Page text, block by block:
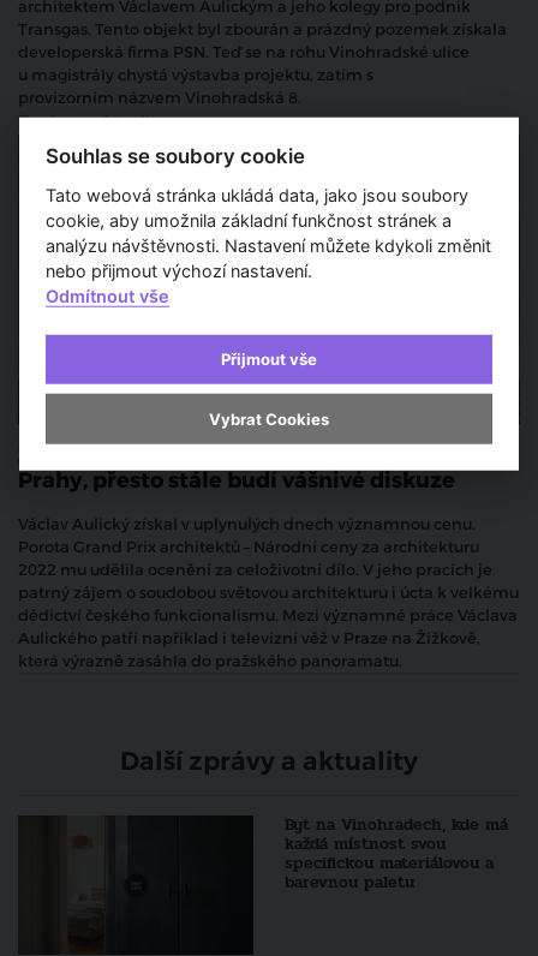
architektem Václavem Aulickým a jeho kolegy pro podnik
Transgas. Tento objekt byl zbourán a prázdný pozemek získala
developerská firma PSN. Teď se na rohu Vinohradské ulice
u magistrály chystá výstavba projektu, zatím s
provizorním názvem Vinohradská 8.
Zprávy a aktuality
Prahy, přesto stále budí vášnivé diskuze
Václav Aulický získal v uplynulých dnech významnou cenu.
Porota Grand Prix architektů – Národní ceny za architekturu
2022 mu udělila ocenění za celoživotní dílo. V jeho pracích je
patrný zájem o soudobou světovou architekturu i úcta k velkému
dědictví českého funkcionalismu. Mezi významné práce Václava
Aulického patří například i televizní věž v Praze na Žižkově,
která výrazně zasáhla do pražského panoramatu.
Další zprávy a aktuality
Byt na Vinohradech, kde má
každá místnost svou
specifickou materiálovou a
barevnou paletu
Souhlas se soubory cookie
Tato webová stránka ukládá data, jako jsou soubory
cookie, aby umožnila základní funkčnost stránek a
analýzu návštěvnosti. Nastavení můžete kdykoli změnit
nebo přijmout výchozí nastavení.
Odmítnout vše
Přijmout vše
Vybrat Cookies